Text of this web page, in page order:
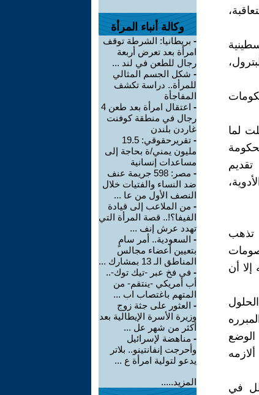
لما
تذهب
أن
في
وكالة أنباء المرأة
- بريطانيا: الشرطة توقف
امرأة بعد تعرض أربعة
رجال للطعن في لند ...
- شكل الجسم المثالي
للمرأة.. دراسة تكشف
المفاجأة
-
اعتقال امرأة بعد طعن 4
رجال في منطقة كوفنت
غاردن بلندن
-
تقريرحقوقي: 19.5
مليون يمني/ة بحاجة إلى
مساعدات إنسانية
-
مصر: 598 جريمة عنف
ضد النساء والفتيات خلال
النصف الأول من عا ...
- من الملاعب إلى قيادة
الفيفا؟!.. قصة المرأة التي
تهدد عرش إنف ...
- السعودية.. أمر سامٍ
بتعيين أعضاء مجالس
المناطق الـ 13 بمشارك ...
- في فخ عبر -تيك توك-..
أب أمريكي -ينتقم- من
المتهم باغتصاب اب ...
- العثور على جثة زوج
وزيرة الأسرة الإيطالية بعد
أكثر من شهر عل ...
- مناهضة لإسرائيل
وأحرجت إنفانتينو.. بلاتر
يدعو لتولية امرأة ع ...
المزيد.....